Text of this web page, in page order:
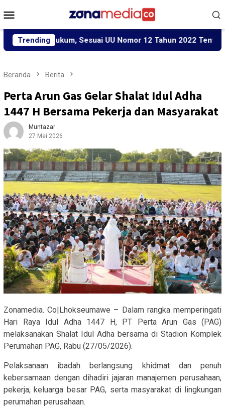
ke
Mobile
Trending
Sesuai UU Nomor 12 Tahun 2022 Tentang TPKS
Beranda Berita
Perta Arun Gas Gelar Shalat Idul Adha
1447 H Bersama Pekerja dan Masyarakat
Muntazar
27 Mei 2026
Zonamedia. Co|Lhokseumawe – Dalam rangka memperingati
Hari Raya Idul Adha 1447 H, PT Perta Arun Gas (PAG)
melaksanakan Shalat Idul Adha bersama di Stadion Komplek
Perumahan PAG, Rabu (27/05/2026).
Pelaksanaan ibadah berlangsung khidmat dan penuh
kebersamaan dengan dihadiri jajaran manajemen perusahaan,
pekerja, keluarga besar PAG, serta masyarakat di lingkungan
perumahan perusahaan.